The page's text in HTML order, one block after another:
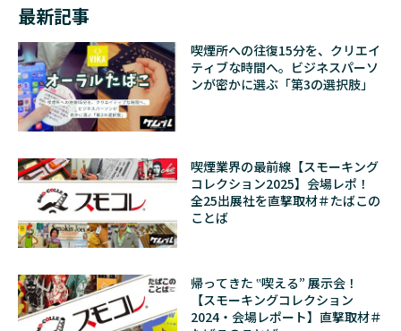
最新記事
喫煙所への往復15分を、クリエイ
ティブな時間へ。ビジネスパーソ
ンが密かに選ぶ「第3の選択肢」
喫煙業界の最前線【スモーキング
コレクション2025】会場レポ！
全25出展社を直撃取材＃たばこの
ことば
帰ってきた ‟喫える” 展示会！
【スモーキングコレクション
2024・会場レポート】直撃取材＃